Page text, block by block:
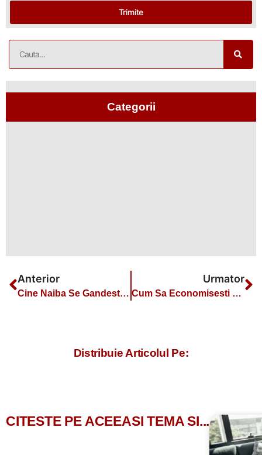
Trimite
Categorii
Anterior
Cine Naiba Se Gandeste La Pensie?
Urmator
Cum Sa Economisesti Bani Lunar: 5 Trucuri Simple Si Eficiente
Distribuie Articolul Pe:
CITESTE PE ACEEASI TEMA SI...